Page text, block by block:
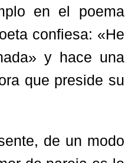
en el poema
confiesa: «He
y hace una
que preside su
de un modo